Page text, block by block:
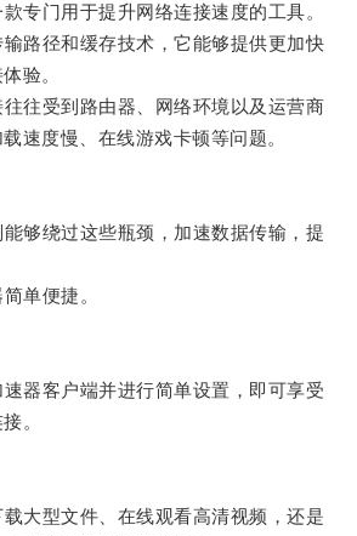
门用于提升网络连接速度的工具。
径和缓存技术，它能够提供更加快
验。
受到路由器、网络环境以及运营商
速度慢、在线游戏卡顿等问题。
绕过这些瓶颈，加速数据传输，提
单便捷。
客户端并进行简单设置，即可享受
。
型文件、在线观看高清视频，还是